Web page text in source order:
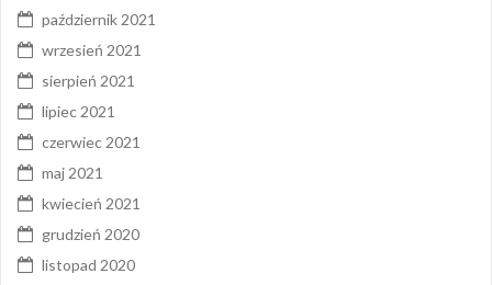
październik 2021
wrzesień 2021
sierpień 2021
lipiec 2021
czerwiec 2021
maj 2021
kwiecień 2021
grudzień 2020
listopad 2020